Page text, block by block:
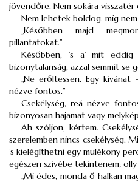
jövendőre. Nem sokára visszatér
Nem lehetek boldog, míg
„Későbben majd
pillantatokat.”
Későbben, ’s a’ mit
bizonytalanság, azzal semmit se
„Ne erőltessen. Egy kivánat
nézve fontos.”
Csekélység, reá nézve
bizonyosan hajamat vagy
Ah szóljon, kértem.
szerelemben nincs csekélység.
’s kielégíthetni egy mulékony
egészen szivébe tekintenem;
„Mi édes, monda ő halkan